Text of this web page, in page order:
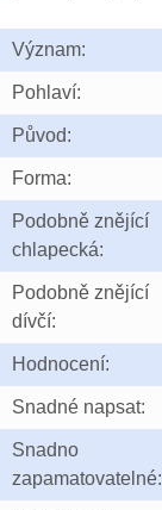
Význam:
Pohlaví:
Původ:
Forma:
Podobně znějící
chlapecká:
Podobně znějící
dívčí:
Hodnocení:
Snadné napsat:
Snadno
zapamatovatelné: